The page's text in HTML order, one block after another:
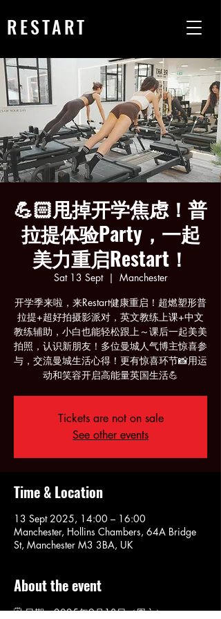
RESTART
💪🏻甩掉开学焦虑！普
拉提体验Party，一起
美力重启Restart！
Sat 13 Sept
  |
Manchester
开学季来啦，来Restart健康重启！超燃塑形普
拉提+超好拍摄影派对，英文教练上课+中文
教练辅助，小白也能轻松跟上～课后一起美美
拍照，认识新朋友！多位曼城人气博主惊喜参
与，交流曼城生活心得！更有惊喜环节📸用运
动和笑容开启高能量英国生活💪
Tickets are not on sale
See other events
Time & Location
13 Sept 2025, 14:00 – 16:00
Manchester, Hollins Chambers, 64A Bridge
St, Manchester M3 3BA, UK
About the event
🗓️ 日期：2025年9月13日（周六）